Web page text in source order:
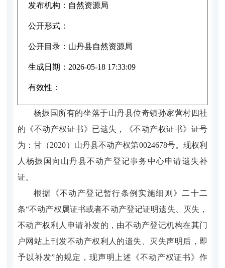
发布机构： 自然资源局
公开形式：
公开目录： 山丹县自然资源局
生成日期： 2026-05-18 17:33:09
有效性：
杨振国 所有的坐落于山丹县位奇镇孙家营村四社
的 《不动产权证书》已遗失，《不动产权证书》证号
为：甘（2020）山丹县不动产权第0024678号。现权利
人杨振国 向山丹县不动产登记事务中心申请遗失补
证。
根据《不动产登记暂行条例实施细则》二十二
条“不动产权属证书或者不动产登记证明遗失、灭失，
不动产权利人申请补发的，由不动产登记机构在其门
户网站上刊发不动产权利人的遗失、灭失声明后，即
予以补发”的规定，现声明上述《不动产权证书》作